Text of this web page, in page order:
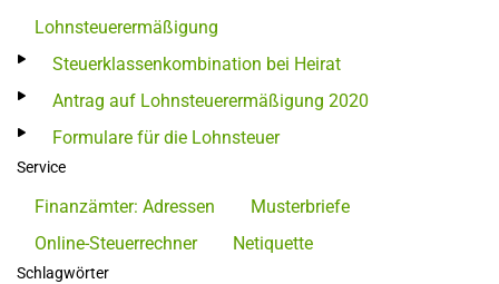
Lohnsteuerermäßigung
Steuerklassenkombination bei Heirat
Antrag auf Lohnsteuerermäßigung 2020
Formulare für die Lohnsteuer
Service
Finanzämter: Adressen
Musterbriefe
Online-Steuerrechner
Netiquette
Schlagwörter